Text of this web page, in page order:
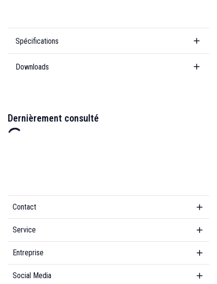
Spécifications
Downloads
Dernièrement consulté
Contact
Service
Entreprise
Social Media